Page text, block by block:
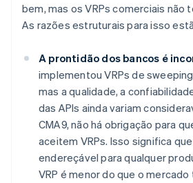
bem, mas os VRPs comerciais não
As razões estruturais para isso
A prontidão dos bancos é
implementou VRPs de
mas a qualidade, a
das APIs ainda variam
CMA9, não há obrigação para
aceitem VRPs. Isso significa
endereçável para qualquer
VRP é menor do que o